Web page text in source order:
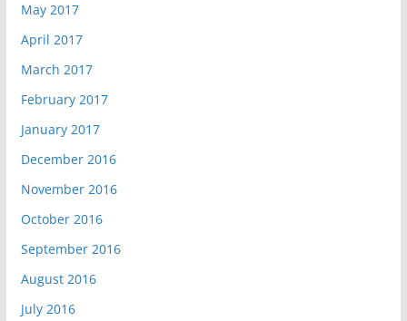
May 2017
April 2017
March 2017
February 2017
January 2017
December 2016
November 2016
October 2016
September 2016
August 2016
July 2016